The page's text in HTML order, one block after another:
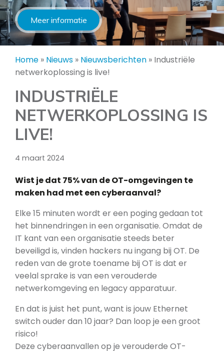
Meer informatie
Home » Nieuws » Nieuwsberichten » Industriële
netwerkoplossing is live!
INDUSTRIËLE
NETWERKOPLOSSING IS
LIVE!
4 maart 2024
Wist je dat 75% van de OT-omgevingen te
maken had met een cyberaanval?
Elke 15 minuten wordt er een poging gedaan tot
het binnendringen in een organisatie. Omdat de
IT kant van een organisatie steeds beter
beveiligd is, vinden hackers nu ingang bij OT. De
reden van de grote toename bij OT is dat er
veelal sprake is van een verouderde
netwerkomgeving en legacy apparatuur.
En dat is juist het punt, want is jouw Ethernet
switch ouder dan 10 jaar? Dan loop je een groot
risico!
Deze cyberaanvallen op je verouderde OT-